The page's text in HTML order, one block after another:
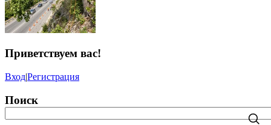
Приветствуем вас!
Вход|Регистрация
Поиск